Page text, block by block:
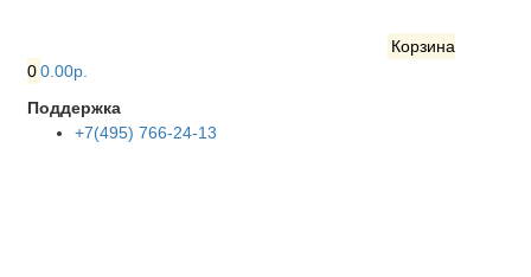
Корзина
00.00р.
Поддержка
+7(495) 766-24-13